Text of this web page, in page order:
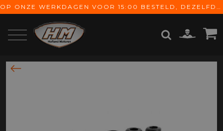
OP ONZE WERKDAGEN VOOR 15:00 BESTELD, DEZELFDE DAG VERZONDEN! GRATIS VERZENDING VANAF € 65,-